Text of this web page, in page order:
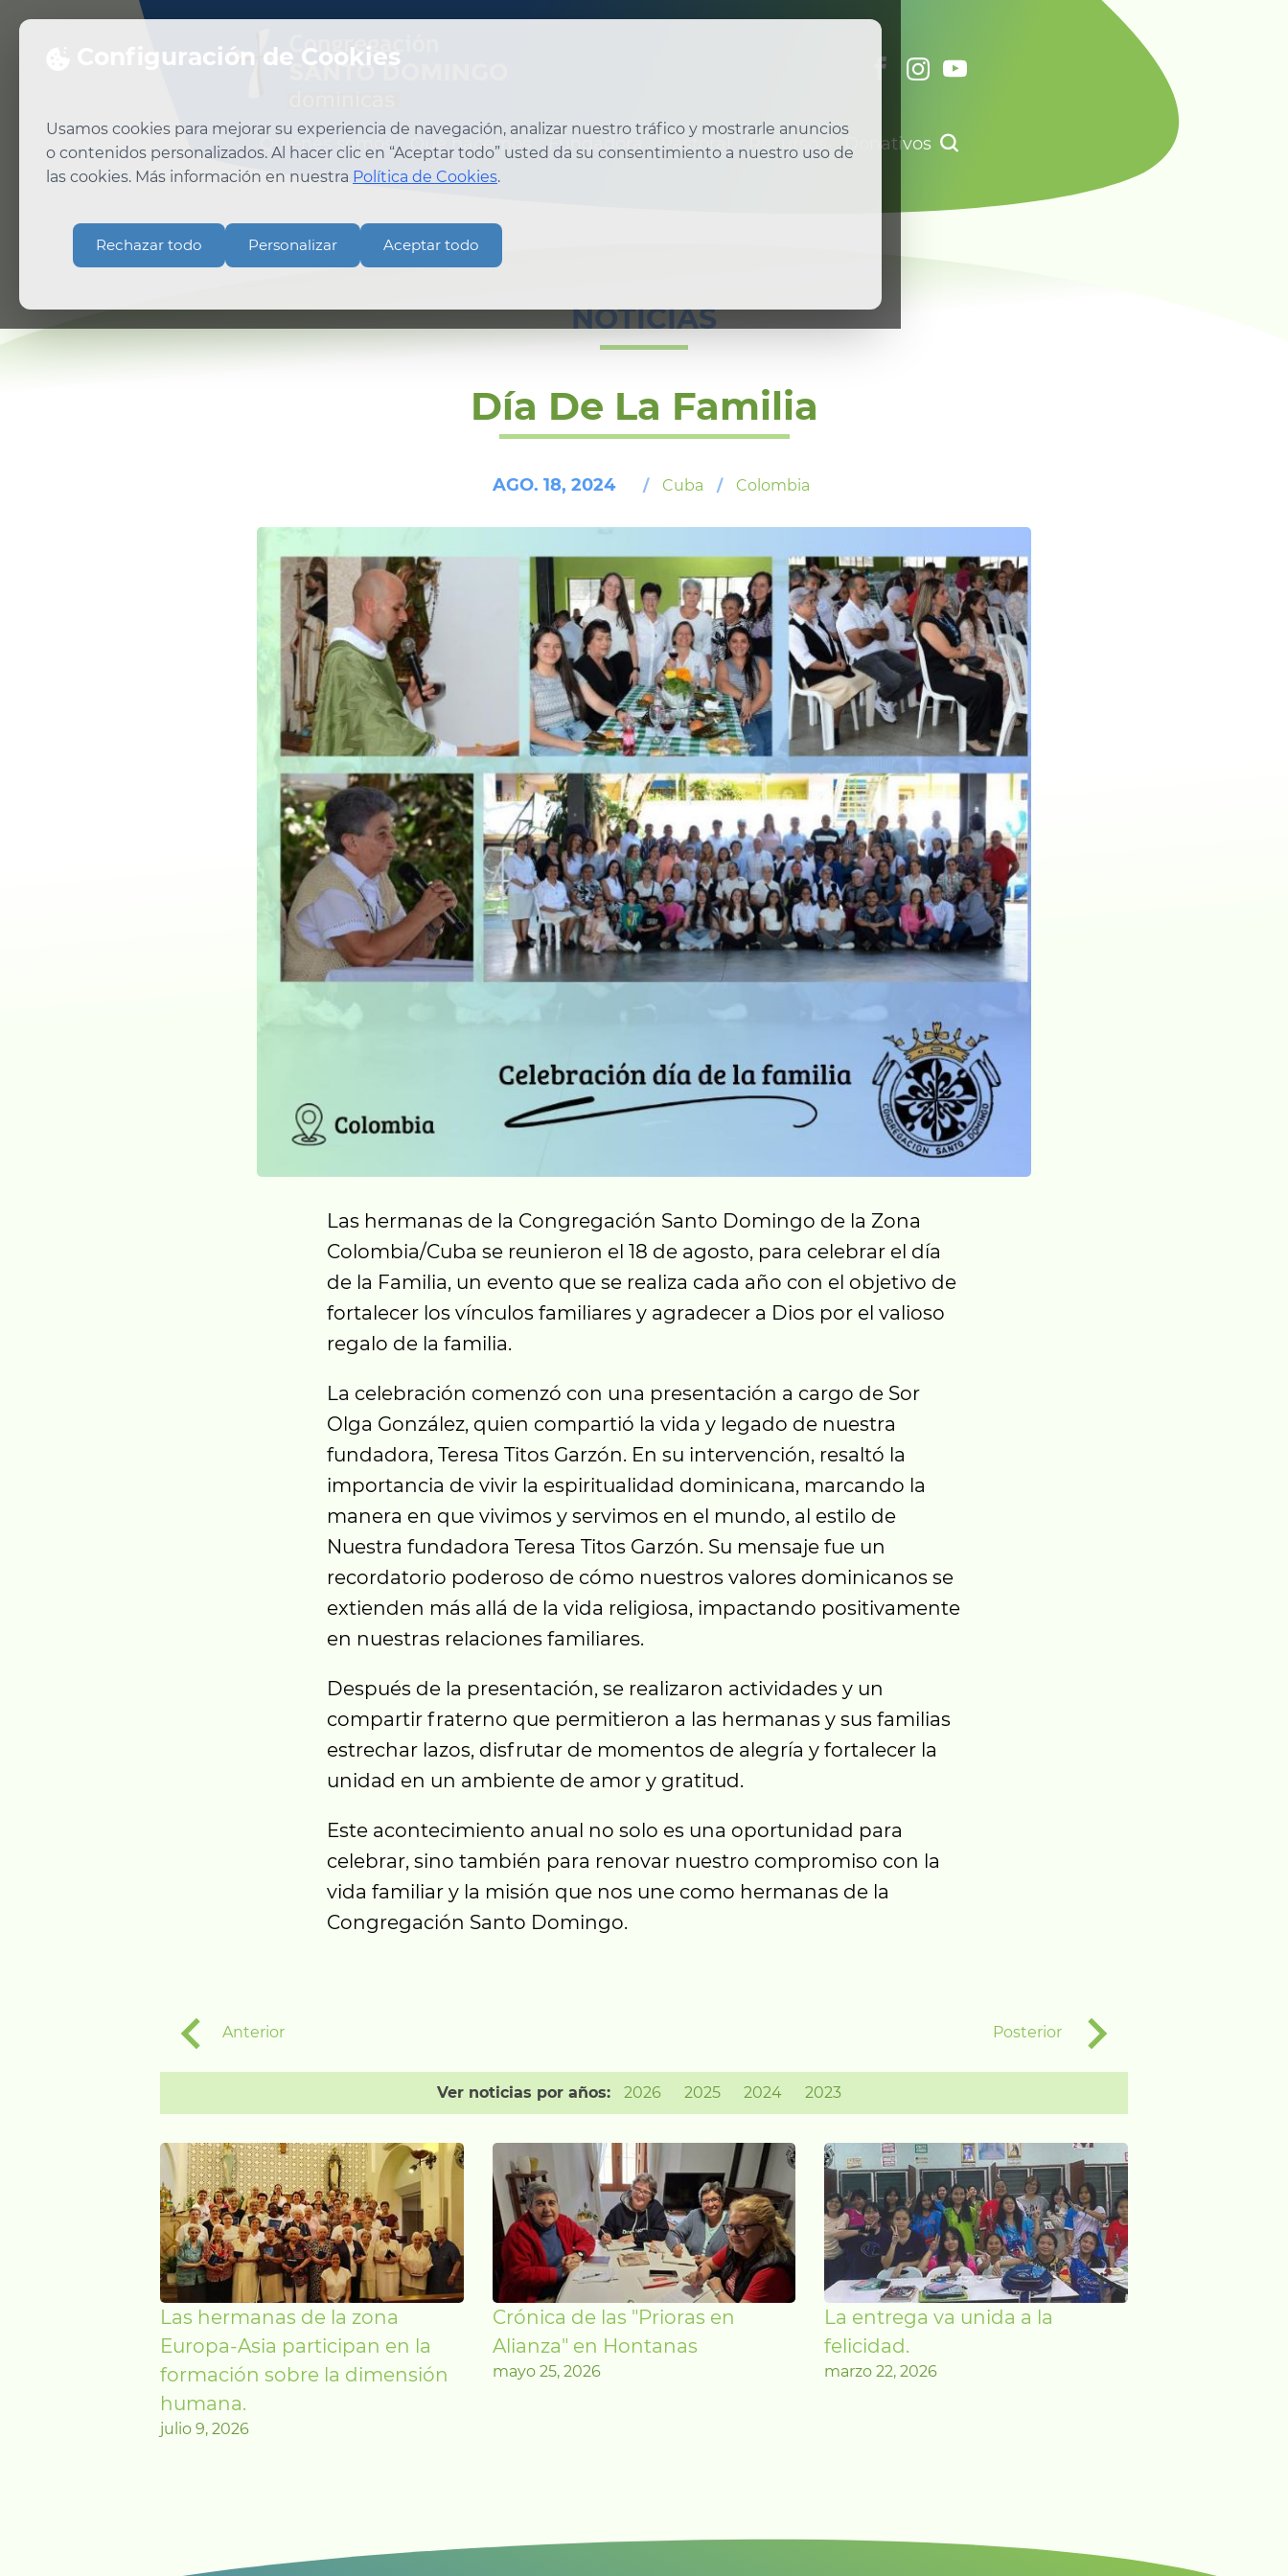
Configuración de Cookies
Usamos cookies para mejorar su experiencia de navegación, analizar nuestro tráfico y mostrarle anuncios
o contenidos personalizados. Al hacer clic en “Aceptar todo” usted da su consentimiento a nuestro uso de
las cookies. Más información en nuestra Política de Cookies.
Rechazar todo Personalizar Aceptar todo
Quiénes somos Qué hacemos Fundadora Pastoral Recursos Donativos
NOTICIAS
Día De La Familia
AGO. 18, 2024 / Cuba / Colombia
Las hermanas de la Congregación Santo Domingo de la Zona
Colombia/Cuba se reunieron el 18 de agosto, para celebrar el día
de la Familia, un evento que se realiza cada año con el objetivo de
fortalecer los vínculos familiares y agradecer a Dios por el valioso
regalo de la familia.
La celebración comenzó con una presentación a cargo de Sor
Olga González, quien compartió la vida y legado de nuestra
fundadora, Teresa Titos Garzón. En su intervención, resaltó la
importancia de vivir la espiritualidad dominicana, marcando la
manera en que vivimos y servimos en el mundo, al estilo de
Nuestra fundadora Teresa Titos Garzón. Su mensaje fue un
recordatorio poderoso de cómo nuestros valores dominicanos se
extienden más allá de la vida religiosa, impactando positivamente
en nuestras relaciones familiares.
Después de la presentación, se realizaron actividades y un
compartir fraterno que permitieron a las hermanas y sus familias
estrechar lazos, disfrutar de momentos de alegría y fortalecer la
unidad en un ambiente de amor y gratitud.
Este acontecimiento anual no solo es una oportunidad para
celebrar, sino también para renovar nuestro compromiso con la
vida familiar y la misión que nos une como hermanas de la
Congregación Santo Domingo.
Anterior Posterior
Ver noticias por años: 2026 2025 2024 2023
Las hermanas de la zona
Europa-Asia participan en la
formación sobre la dimensión
humana.
julio 9, 2026
Crónica de las "Prioras en
Alianza" en Hontanas
mayo 25, 2026
La entrega va unida a la
felicidad.
marzo 22, 2026